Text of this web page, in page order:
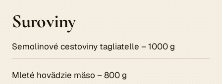
Suroviny
Semolinové cestoviny tagliatelle – 1000 g
Mleté hovädzie mäso – 800 g